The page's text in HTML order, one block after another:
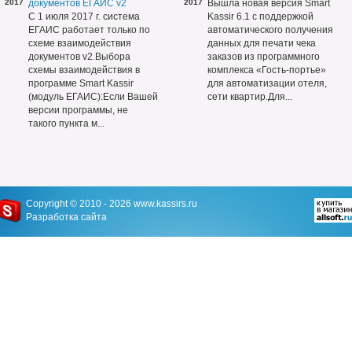
2017
документов ЕГАИС v2
С 1 июля 2017 г. система
ЕГАИС работает только по
схеме взаимодействия
документов v2.Выбора
схемы взаимодействия в
программе Smart Kassir
(модуль ЕГАИС):Если Вашей
версии программы, не
такого пункта м...
2017
Вышла новая версия Smart
Kassir 6.1 с поддержкой
автоматического получения
данных для печати чека
заказов из программного
комплекса «Гость-портье»
для автоматизации отеля,
сети квартир.Для...
Copyright © 2010 - 2026 www.kassirs.ru
Разработка сайта